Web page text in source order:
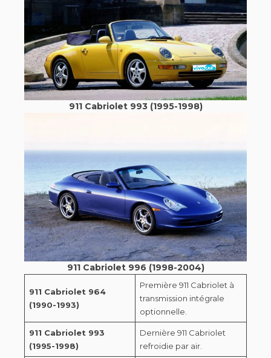
911 Cabriolet 993 (1995-1998)
911 Cabriolet 996 (1998-2004)
911 Cabriolet 964
(1990-1993)
Première 911 Cabriolet à
transmission intégrale
optionnelle.
911 Cabriolet 993
(1995-1998)
Dernière 911 Cabriolet
refroidie par air.